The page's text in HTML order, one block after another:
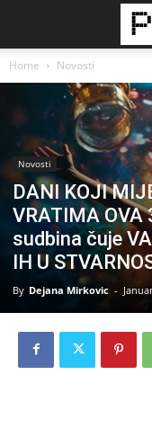
Home Novosti
Novosti
DANI KOJI
VRATIMA OVA
sudbina čuje
IH U
By Dejana Mirkovic -